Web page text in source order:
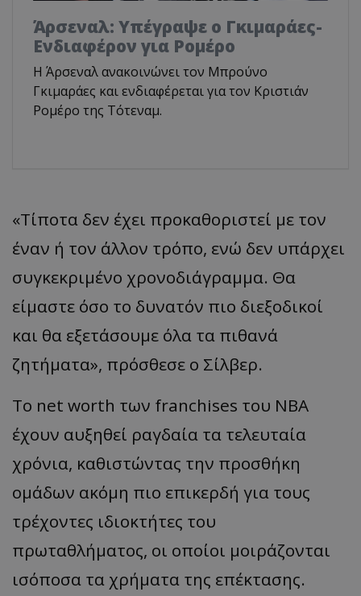
Άρσεναλ: Υπέγραψε ο Γκιμαράες-
Ενδιαφέρον για Ρομέρο
Η Άρσεναλ ανακοινώνει τον Μπρούνο
Γκιμαράες και ενδιαφέρεται για τον Κριστιάν
Ρομέρο της Τότεναμ.
«Τίποτα δεν έχει προκαθοριστεί με τον
έναν ή τον άλλον τρόπο, ενώ δεν υπάρχει
συγκεκριμένο χρονοδιάγραμμα. Θα
είμαστε όσο το δυνατόν πιο διεξοδικοί
και θα εξετάσουμε όλα τα πιθανά
ζητήματα», πρόσθεσε ο Σίλβερ.
Το net worth των franchises του NBA
έχουν αυξηθεί ραγδαία τα τελευταία
χρόνια, καθιστώντας την προσθήκη
ομάδων ακόμη πιο επικερδή για τους
τρέχοντες ιδιοκτήτες του
πρωταθλήματος, οι οποίοι μοιράζονται
ισόποσα τα χρήματα της επέκτασης.